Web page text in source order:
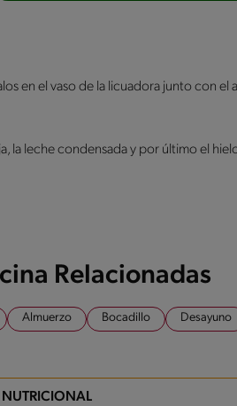
en el vaso de la licuadora junto con el
la leche condensada y por último el
Relacionadas
Almuerzo Bocadillo Desayuno